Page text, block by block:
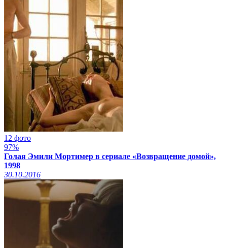
12 фото
97%
Голая Эмили Мортимер в сериале «Возвращение домой»,
1998
30.10.2016